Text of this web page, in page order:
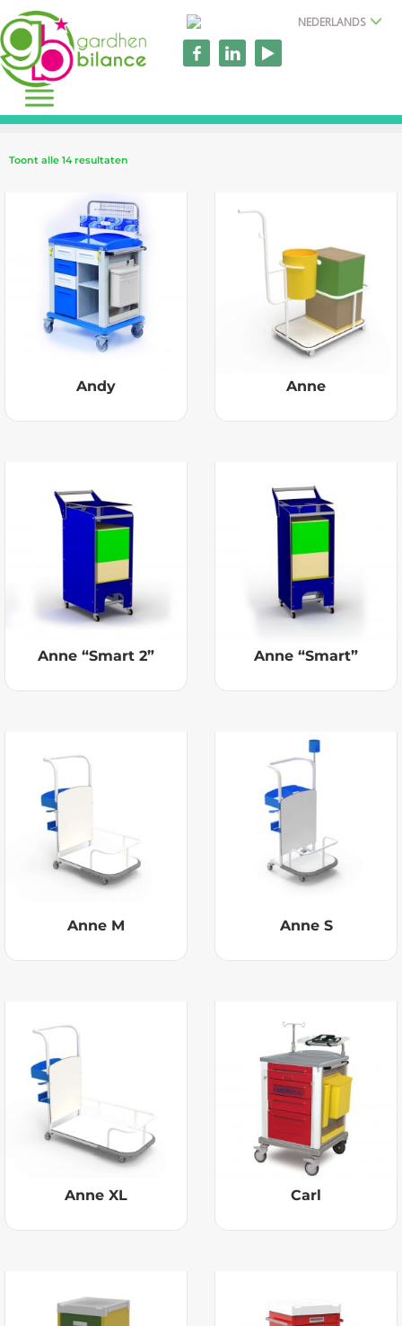
NEDERLANDS
Toont alle 14 resultaten
Andy Anne
Anne “Smart 2” Anne “Smart”
Anne M Anne S
Anne XL Carl